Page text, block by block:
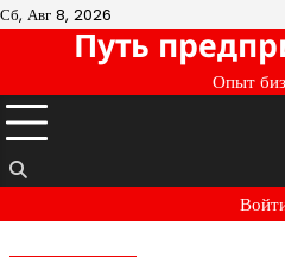
Перейти
содержимому
Сб, Авг 8, 2026
Путь
Опыт